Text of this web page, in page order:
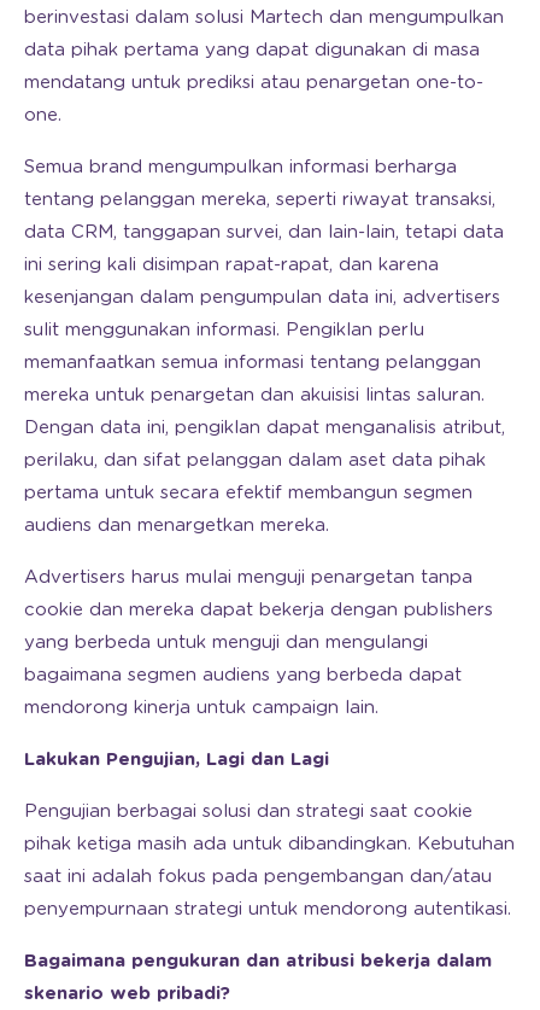
berinvestasi dalam solusi Martech dan mengumpulkan
data pihak pertama yang dapat digunakan di masa
mendatang untuk prediksi atau penargetan one-to-
one.
Semua brand mengumpulkan informasi berharga
tentang pelanggan mereka, seperti riwayat transaksi,
data CRM, tanggapan survei, dan lain-lain, tetapi data
ini sering kali disimpan rapat-rapat, dan karena
kesenjangan dalam pengumpulan data ini, advertisers
sulit menggunakan informasi. Pengiklan perlu
memanfaatkan semua informasi tentang pelanggan
mereka untuk penargetan dan akuisisi lintas saluran.
Dengan data ini, pengiklan dapat menganalisis atribut,
perilaku, dan sifat pelanggan dalam aset data pihak
pertama untuk secara efektif membangun segmen
audiens dan menargetkan mereka.
Advertisers harus mulai menguji penargetan tanpa
cookie dan mereka dapat bekerja dengan publishers
yang berbeda untuk menguji dan mengulangi
bagaimana segmen audiens yang berbeda dapat
mendorong kinerja untuk campaign lain.
Lakukan Pengujian, Lagi dan Lagi
Pengujian berbagai solusi dan strategi saat cookie
pihak ketiga masih ada untuk dibandingkan. Kebutuhan
saat ini adalah fokus pada pengembangan dan/atau
penyempurnaan strategi untuk mendorong autentikasi.
Bagaimana pengukuran dan atribusi bekerja dalam
skenario web pribadi?